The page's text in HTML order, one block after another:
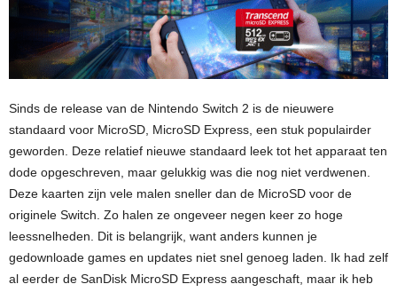
Sinds de release van de Nintendo Switch 2 is de nieuwere
standaard voor MicroSD, MicroSD Express, een stuk populairder
geworden. Deze relatief nieuwe standaard leek tot het apparaat ten
dode opgeschreven, maar gelukkig was die nog niet verdwenen.
Deze kaarten zijn vele malen sneller dan de MicroSD voor de
originele Switch. Zo halen ze ongeveer negen keer zo hoge
leessnelheden. Dit is belangrijk, want anders kunnen je
gedownloade games en updates niet snel genoeg laden. Ik had zelf
al eerder de SanDisk MicroSD Express aangeschaft, maar ik heb